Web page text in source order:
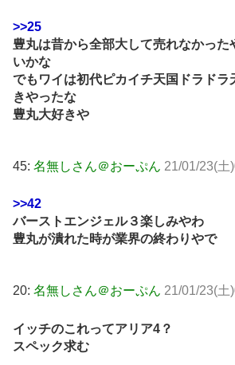
>>25
豊丸は昔から全部大して売れなかった
いかな
でもワイは初代ピカイチ天国ドラドラ
きやったな
豊丸大好きや
45: 名無しさん＠おーぷん 21/01/23(土
>>42
バーストエンジェル３楽しみやわ
豊丸が潰れた時が業界の終わりやで
20: 名無しさん＠おーぷん 21/01/23(土
イッチのこれってアリア4？
スペック求む